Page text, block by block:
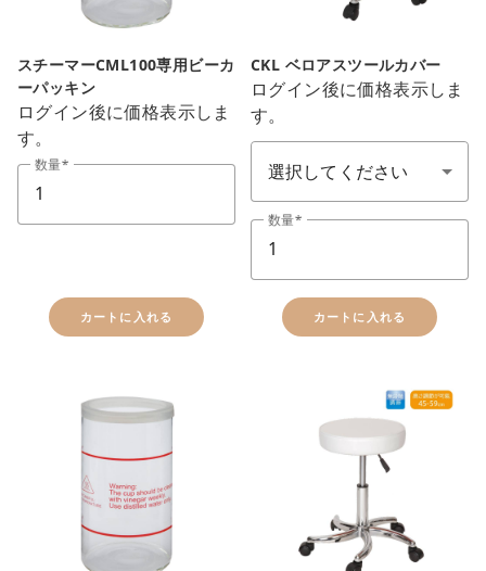
スチーマーCML100専用ビーカ
ーパッキン
ログイン後に価格表示しま
す。
数量
カートに入れる
CKL ベロアスツールカバー
ログイン後に価格表示しま
す。
ガウン＆タオル(布類顏色)
数量
カートに入れる